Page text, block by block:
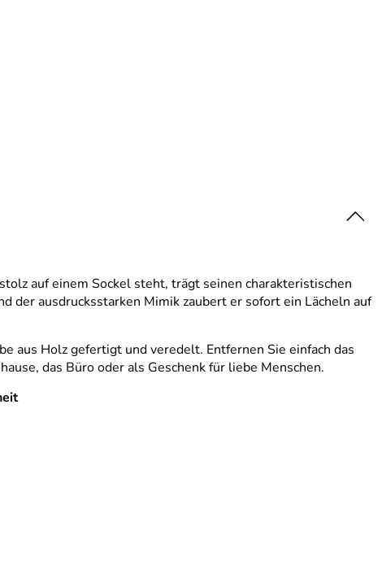
auf einem Sockel steht, trägt seinen charakteristischen
der ausdrucksstarken Mimik zaubert er sofort ein Lächeln auf
aus Holz gefertigt und veredelt. Entfernen Sie einfach das
das Büro oder als Geschenk für liebe Menschen.